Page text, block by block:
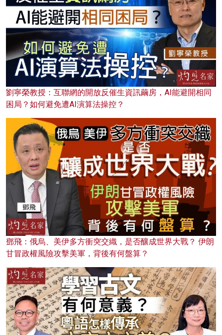
劉寧榮教授：互聯網的開放反催生資訊繭房，AI能避開相同
困局？如何避免遭AI演算法操控？
鄧飛：俄烏、美伊多方衝突交織，是否釀成世界大戰？ 伊朗
甘冒政權風險攻擊美軍，背後有何盤算？